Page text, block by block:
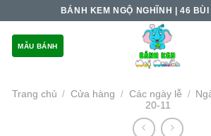
content
BÁNH KEM NGỘ NGHĨNH | 46
MẪU BÁNH
Trang chủ / Cửa hàng / Các ngày lễ /
20-11